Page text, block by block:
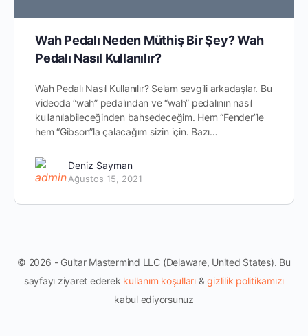
Wah Pedalı Neden Müthiş Bir Şey? Wah
Pedalı Nasıl Kullanılır?
Wah Pedalı Nasıl Kullanılır? Selam sevgili arkadaşlar. Bu
videoda “wah” pedalından ve “wah” pedalının nasıl
kullanılabileceğinden bahsedeceğim. Hem “Fender”le
hem “Gibson”la çalacağım sizin için. Bazı…
Deniz Sayman
Ağustos 15, 2021
© 2026 - Guitar Mastermind LLC (Delaware, United States). Bu
sayfayı ziyaret ederek kullanım koşulları&gizlilik politikamızı
kabul ediyorsunuz